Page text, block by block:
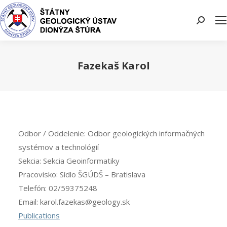
Search:
Fazekaš Karol
Odbor / Oddelenie: Odbor geologických informačných
systémov a technológií
Sekcia: Sekcia Geoinformatiky
Pracovisko: Sídlo ŠGÚDŠ – Bratislava
Telefón: 02/59375248
Email: karol.fazekas@geology.sk
Publications